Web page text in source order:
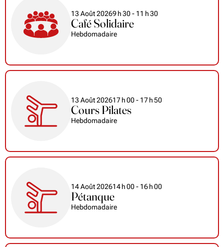
13 Août 20269h30- 11 h30
Café Solidaire
Hebdomadaire
13 Août 202617h00- 17h50
Cours Pilates
Hebdomadaire
14 Août 202614h00- 16h00
Pétanque
Hebdomadaire